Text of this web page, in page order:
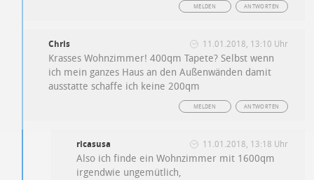
ANTWORTEN
MELDEN
Chris 11.01.2018, 13:10 Uhr
Krasses Wohnzimmer! 400qm Tapete? Selbst wenn
ich mein ganzes Haus an den Außenwänden damit
ausstatte schaffe ich keine 200qm
ANTWORTEN
MELDEN
ricasusa 11.01.2018, 13:18 Uhr
Also ich finde ein Wohnzimmer mit 1600qm
irgendwie ungemütlich,